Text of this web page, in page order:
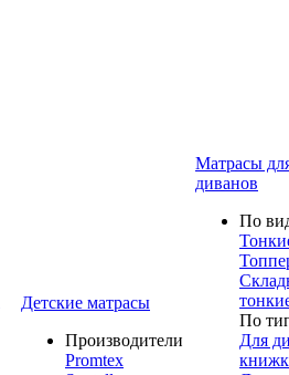
Детские матрасы
Производители
Promtex
Матрасы
диванов
По
По
Для